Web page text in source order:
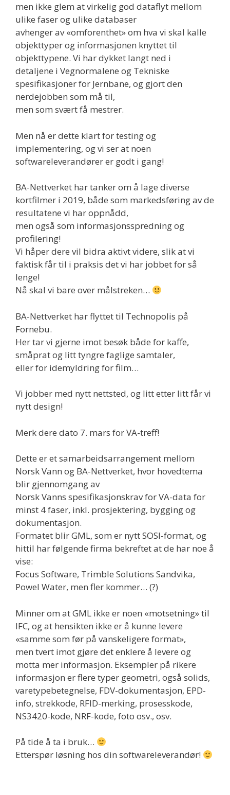
men ikke glem at virkelig god dataflyt mellom
ulike faser og ulike databaser
avhenger av «omforenthet» om hva vi skal kalle
objekttyper og informasjonen knyttet til
objekttypene. Vi har dykket langt ned i
detaljene i Vegnormalene og Tekniske
spesifikasjoner for Jernbane, og gjort den
nerdejobben som må til,
men som svært få mestrer.
Men nå er dette klart for testing og
implementering, og vi ser at noen
softwareleverandører er godt i gang!
BA-Nettverket har tanker om å lage diverse
kortfilmer i 2019, både som markedsføring av de
resultatene vi har oppnådd,
men også som informasjonsspredning og
profilering!
Vi håper dere vil bidra aktivt videre, slik at vi
faktisk får til i praksis det vi har jobbet for så
lenge!
Nå skal vi bare over målstreken…
BA-Nettverket har flyttet til Technopolis på
Fornebu.
Her tar vi gjerne imot besøk både for kaffe,
småprat og litt tyngre faglige samtaler,
eller for idemyldring for film…
Vi jobber med nytt nettsted, og litt etter litt får vi
nytt design!
Merk dere dato 7. mars for VA-treff!
Dette er et samarbeidsarrangement mellom
Norsk Vann og BA-Nettverket, hvor hovedtema
blir gjennomgang av
Norsk Vanns spesifikasjonskrav for VA-data for
minst 4 faser, inkl. prosjektering, bygging og
dokumentasjon.
Formatet blir GML, som er nytt SOSI-format, og
hittil har følgende firma bekreftet at de har noe å
vise:
Focus Software, Trimble Solutions Sandvika,
Powel Water, men fler kommer… (?)
Minner om at GML ikke er noen «motsetning» til
IFC, og at hensikten ikke er å kunne levere
«samme som før på vanskeligere format»,
men tvert imot gjøre det enklere å levere og
motta mer informasjon. Eksempler på rikere
informasjon er flere typer geometri, også solids,
varetypebetegnelse, FDV-dokumentasjon, EPD-
info, strekkode, RFID-merking, prosesskode,
NS3420-kode, NRF-kode, foto osv., osv.
På tide å ta i bruk…
Etterspør løsning hos din softwareleverandør!